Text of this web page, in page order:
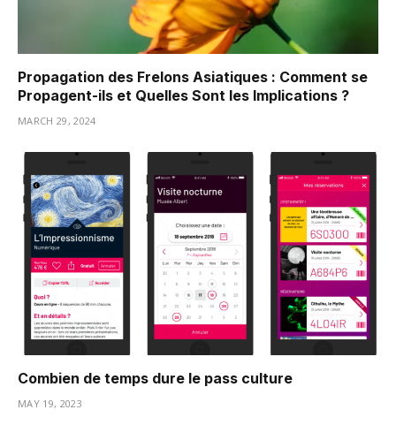
Propagation des Frelons Asiatiques : Comment se
Propagent-ils et Quelles Sont les Implications ?
MARCH 29, 2024
Combien de temps dure le pass culture
MAY 19, 2023